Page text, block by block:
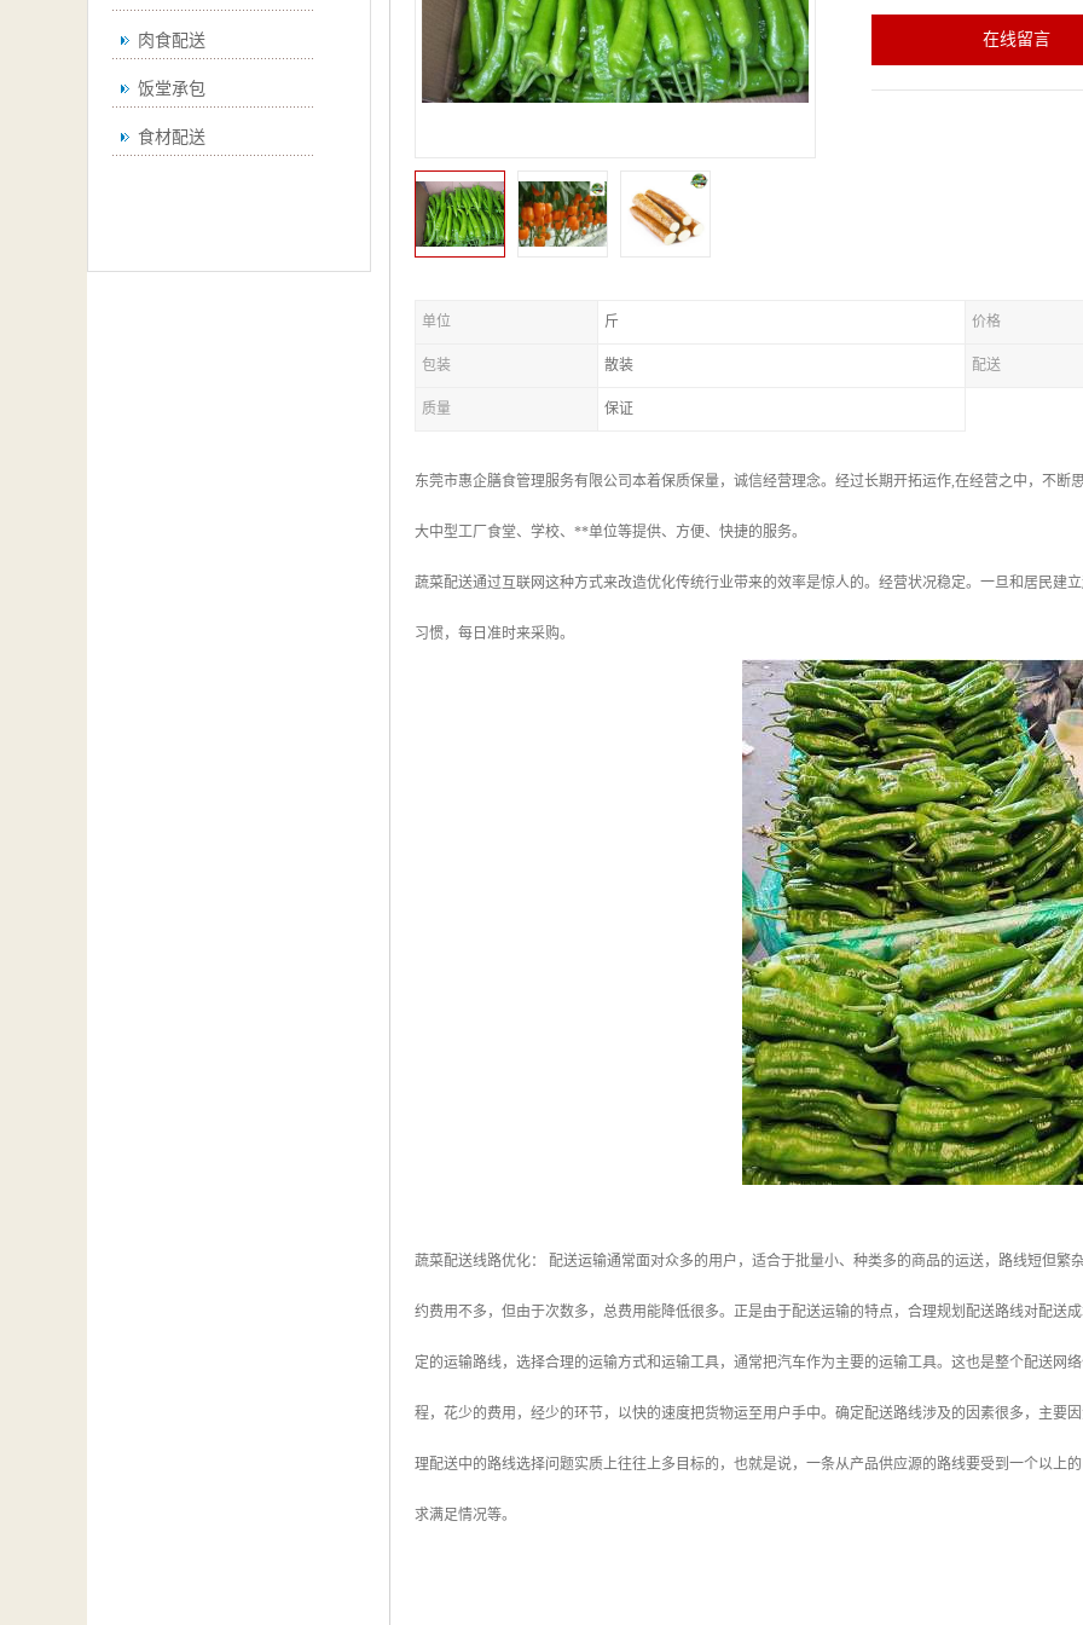
肉食配送
饭堂承包
食材配送
在线留言
单位 斤 价格
包装 散装 配送
质量 保证
东莞市惠企膳食管理服务有限公司本着保质保量，诚信经营理念。经过长期开拓运作,在经营之中，不
大中型工厂食堂、学校、**单位等提供、方便、快捷的服务。
蔬菜配送通过互联网这种方式来改造优化传统行业带来的效率是惊人的。经营状况稳定。一旦和居民建
习惯，每日准时来采购。
蔬菜配送线路优化： 配送运输通常面对众多的用户，适合于批量小、种类多的商品的运送，路线短但
约费用不多，但由于次数多，总费用能降低很多。正是由于配送运输的特点，合理规划配送路线对配送
定的运输路线，选择合理的运输方式和运输工具，通常把汽车作为主要的运输工具。这也是整个配送网
程，花少的费用，经少的环节，以快的速度把货物运至用户手中。确定配送路线涉及的因素很多，主要
理配送中的路线选择问题实质上往往上多目标的，也就是说，一条从产品供应源的路线要受到一个以上
求满足情况等。